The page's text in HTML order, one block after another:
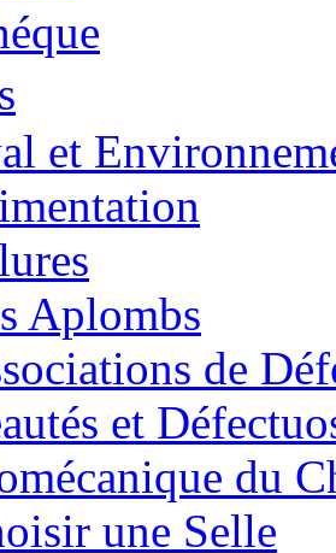
et
Aplombs
de
et
du
une Selle